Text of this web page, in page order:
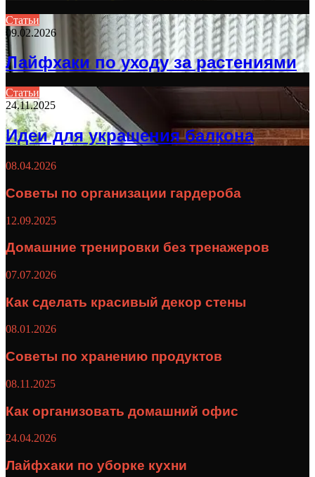
Статьи
09.02.2026
Лайфхаки по уходу за растениями
Статьи
24.11.2025
Идеи для украшения балкона
08.04.2026
Советы по организации гардероба
12.09.2025
Домашние тренировки без тренажеров
07.07.2026
Как сделать красивый декор стены
08.01.2026
Советы по хранению продуктов
08.11.2025
Как организовать домашний офис
24.04.2026
Лайфхаки по уборке кухни